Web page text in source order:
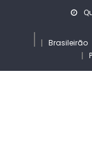
Brasileirão